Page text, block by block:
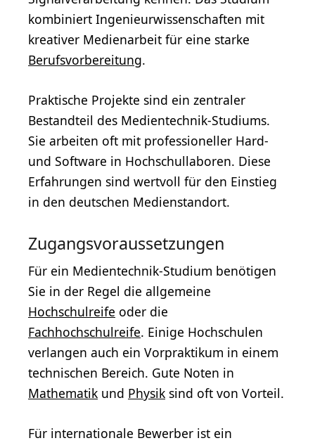
kombiniert Ingenieurwissenschaften mit
kreativer Medienarbeit für eine starke
Berufsvorbereitung.
Praktische Projekte sind ein zentraler
Bestandteil des Medientechnik-Studiums.
Sie arbeiten oft mit professioneller Hard-
und Software in Hochschullaboren. Diese
Erfahrungen sind wertvoll für den Einstieg
in den deutschen Medienstandort.
Zugangsvoraussetzungen
Für ein Medientechnik-Studium benötigen
Sie in der Regel die allgemeine
Hochschulreife oder die
Fachhochschulreife. Einige Hochschulen
verlangen auch ein Vorpraktikum in einem
technischen Bereich. Gute Noten in
Mathematik und Physik sind oft von Vorteil.
Für internationale Bewerber ist ein